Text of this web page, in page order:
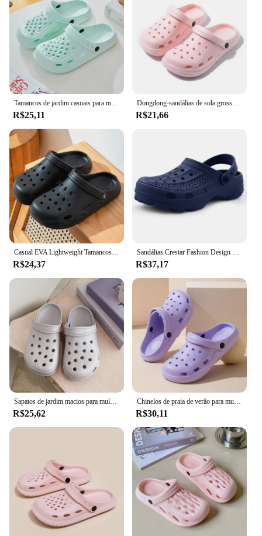
Tamancos de jardim casuais para mulheres, sandálias antiderrapantes, sola grossa, chinelos de praia sem salto, sapatos croxie, ao ar livre, verão
R$25,11
Dongdong-sandálias de sola grossa para mulheres, sapatos antiderrapantes, antiderrapante, moda, praia, praia, verão, zyt2354
R$21,66
Casual EVA Lightweight Tamancos para mulheres, antiderrapante, sola grossa, praia, casal, jardim, ao ar livre, lndoor, sandálias, verão
R$24,37
Sandálias Crestar Fashion Design para homens e mulheres, tamancos de jardim respiráveis, buracos EVA, sapatos de praia, chinelos de verão, novo design
R$37,17
R$25,62 R$30,11